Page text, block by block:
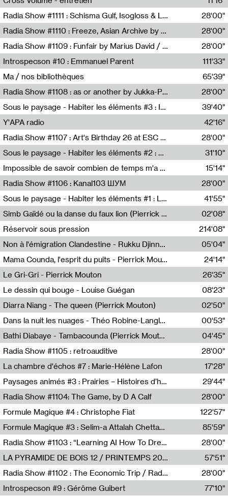
Radia Show #1111 : Schisma Gulf, Isogloss & Lament For The Old Clock By Harvey Young / Resonance
Resonance
28'00"
Radia Show #1110 : Freeze, Asian Archive by Avita Maheen / Radio Worm
Radio WORM
28'00"
Radia Show #1109 : Funfair by Marius David / JET FM
Jet FM
28'00"
Introspecson #10 : Emmanuel Parent
Pierre Henry,Emmanuel Parent
111'33"
Ma / nos bibliothèques
Sarah Tritz,Elene Lapiashivili,Justin Marconnet,Mateo Cuche,Esther Lechevalier,Suzie Lecroart,Romance Castelet
65'39"
Radia Show #1108 : as or another by Jukka-Pekka Kervinen / Rádio Zero
Radio Zero
28'00"
Sous le paysage - Habiter les éléments #3 : Interprétations, rituels et symboliques des éléments
Nastassja Martin
39'40"
Y'APA radio
Pierrick Mouton
42'16"
Radia Show #1107 : Art's Birthday 26 at ESC - Medien Kunst Labor
Radio Helsinki
28'00"
Sous le paysage - Habiter les éléments #2 : Vers le tournant élémentaire
Nastassja Martin
31'10"
Impossible de savoir combien de temps m'a échappé
Mélanie Blaison,Mateo Cuin
15'14"
Radia Show #1106 : Kanal103 ШУМ
Kanal103
28'00"
Sous le paysage - Habiter les éléments #1 : Les éléments et les débordements du vivant
Nastassja Martin
41'55"
Simb Gaïdé ou la danse du faux lion (Pierrick Mouton)
Pierrick Mouton,Simb Gaïdé
02'08"
Réservoir sous pression
214'08"
Non à l'émigration Clandestine - Rukku Djinne Squad (Eden Tinto Collins)
Eden Tinto Collins,Rukku Djinne
05'04"
Mama Counda, l'esprit du puits - Pierrick Mouton
Pierrick Mouton
24'14"
Le Gri-Gri - Pierrick Mouton
Pierrick Mouton
26'35"
Le dessin qui bouge - Louise Guégan
Louise Guégan
08'23"
Diarra Niang - The queen (Pierrick Mouton)
Pierrick Mouton,Diarra Niang
02'50"
Dans la nuit les nuages - Théo Robine-Langlois
Théo Robine-Langlois,LD Beat
00'53"
Bathi Diabaye - Tambacounda (Pierrick Mouton)
Pierrick Mouton,Bathi Diabaye
04'45"
Radia Show #1105 : retroauditive
Soundart Radio
28'00"
La chambre d'échos #7 : Marie-Hélène Lafon
Revue Les Chambres,Marie-Hélène Lafon
17'28"
Paysages animés #3 : Prairies – Histoires d’herbes et d’humains
Anne Simon
29'44"
Radia Show #1104: The Game, by D A Calf
Radio One NZ
28'00"
Formule Magique #4 : Christophe Fiat
Nathalie Lacroix
122'57"
Formule Magique #3 : Selim-a Attalah Chettaoui
Nathalie Lacroix,Selim-a Attalah Chettaoui
85'59"
Radia Show #1103 : “Learning AI How To Dream” by Sebastian Dingens (Radio Campus Bruxelles)
Radio Campus Bruxelles
28'00"
LA PYRAMIDE DE BOIS 12 / PRINTEMPS 2026
Sammy Stein
57'51"
Radia Show #1102 : The Economic Trip / Radio Grenouille
Radio Grenouille
28'00"
Introspecson #9 : Gérôme Guibert
77'10"